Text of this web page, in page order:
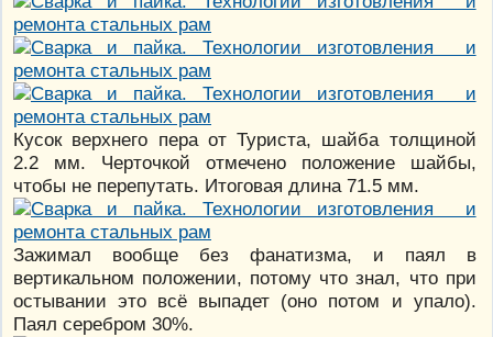
Кусок верхнего пера от Туриста, шайба толщиной
2.2 мм. Черточкой отмечено положение шайбы,
чтобы не перепутать. Итоговая длина 71.5 мм.
Зажимал вообще без фанатизма, и паял в
вертикальном положении, потому что знал, что при
остывании это всё выпадет (оно потом и упало).
Паял серебром 30%.